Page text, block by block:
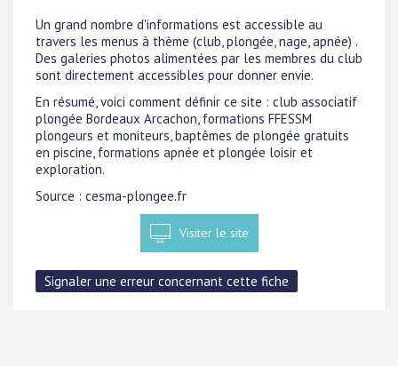
Un grand nombre d'informations est accessible au
travers les menus à thème (club, plongée, nage, apnée) .
Des galeries photos alimentées par les membres du club
sont directement accessibles pour donner envie.
En résumé, voici comment définir ce site : club associatif
plongée Bordeaux Arcachon, formations FFESSM
plongeurs et moniteurs, baptêmes de plongée gratuits
en piscine, formations apnée et plongée loisir et
exploration.
Source : cesma-plongee.fr
Visiter le site